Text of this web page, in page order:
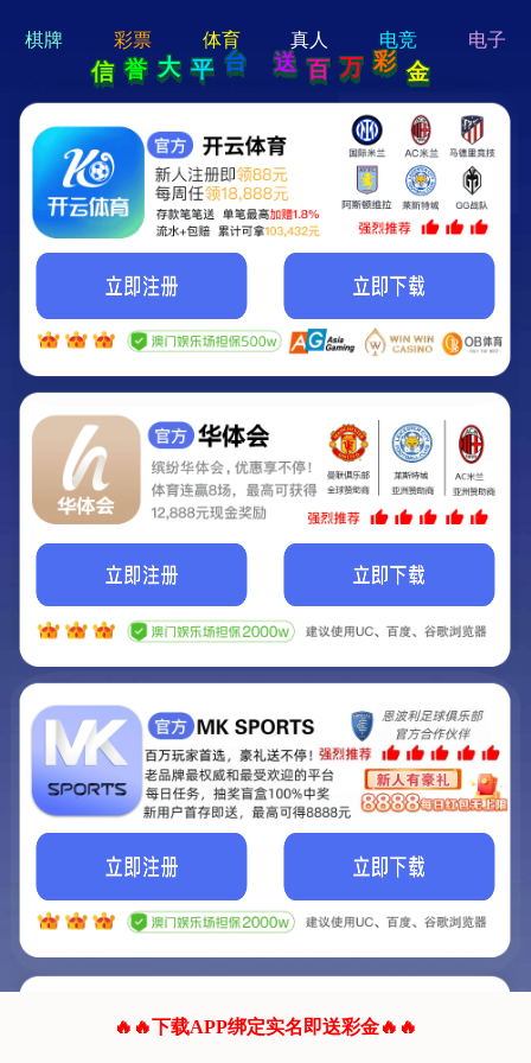
hi 💗
Hey Guys!
我们即将上线啦...
我们的网站正在建设.
它将是非常棒的网站.
联系我们!